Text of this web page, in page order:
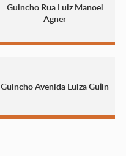
Guincho Rua Luiz Manoel
Agner
Guincho Avenida Luiza Gulin